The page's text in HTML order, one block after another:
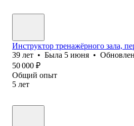
Инструктор тренажёрного зала,
39 лет • Была 5 июня •
50 000 ₽
Общий опыт
5 лет